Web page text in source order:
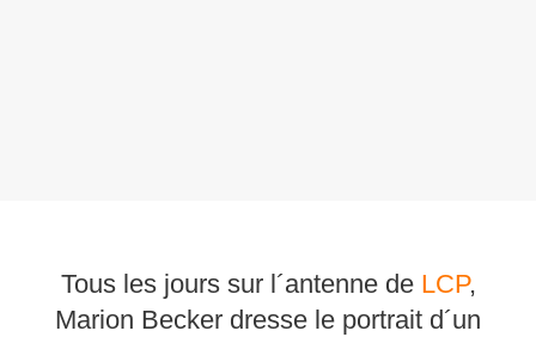
Tous les jours sur l´antenne de LCP,
Marion Becker dresse le portrait d´un